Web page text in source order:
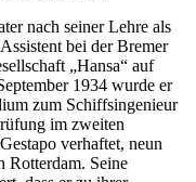
nach seiner Lehre als
bei der Bremer
Hansa
auf
1934 wurde er
zum Schiffsingenieur
im zweiten
verhaftet, neun
Rotterdam. Seine